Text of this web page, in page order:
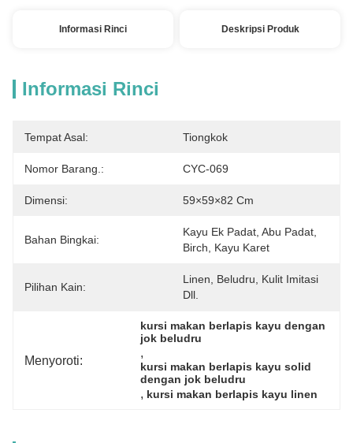
Informasi Rinci Deskripsi Produk
Informasi Rinci
Tempat Asal: Tiongkok
Nomor Barang.: CYC-069
Dimensi: 59×59×82 Cm
Bahan Bingkai:
Kayu Ek Padat, Abu Padat,
Birch, Kayu Karet
Pilihan Kain:
Linen, Beludru, Kulit Imitasi
Dll.
Menyoroti:
kursi makan berlapis kayu dengan
jok beludru
,
kursi makan berlapis kayu solid
dengan jok beludru
, kursi makan berlapis kayu linen